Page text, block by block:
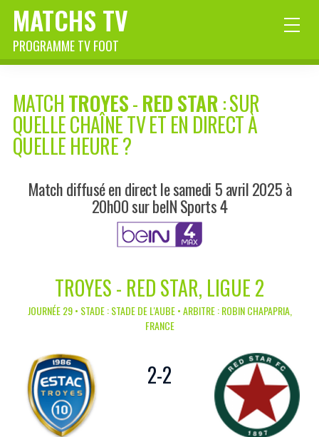
MATCHS TV
PROGRAMME TV FOOT
MATCHTROYES-RED STAR: SUR
QUELLE CHAÎNE TV ET EN DIRECT À
QUELLE HEURE ?
Match diffusé en direct le samedi 5 avril 2025 à
20h00 sur beIN Sports 4
TROYES - RED STAR, LIGUE 2
JOURNÉE 29 • STADE : STADE DE L'AUBE • ARBITRE : ROBIN CHAPAPRIA,
FRANCE
2-2